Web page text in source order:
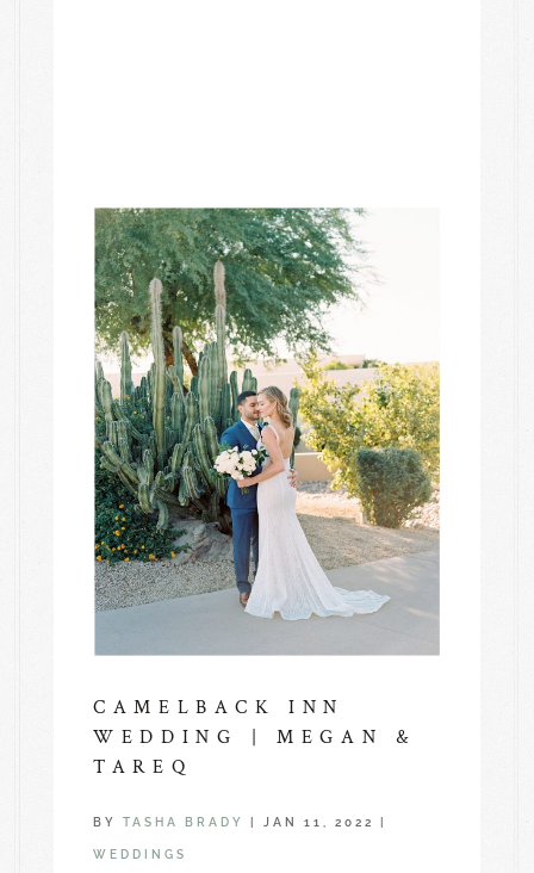
CAMELBACK INN
WEDDING | MEGAN &
TAREQ
BY TASHA BRADY JAN 11, 2022
WEDDINGS